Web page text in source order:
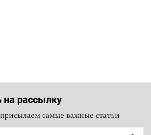
рассылку
самые важные статьи